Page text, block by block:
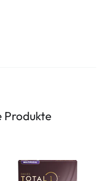
Produkte